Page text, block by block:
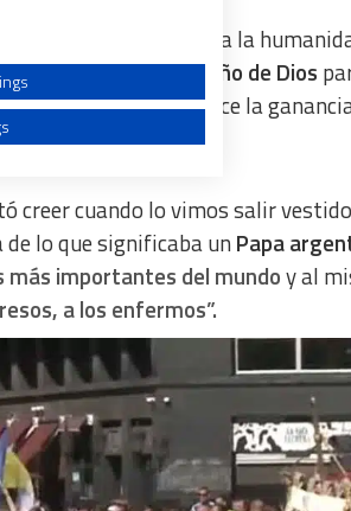
hacen sufrir mucho a la
quela paz era el sueño de Dios
la guerra favorece la
creer cuando lo vimos salir
lo que significaba unPapa
más importantes del mundoy al
a los enfermos”.